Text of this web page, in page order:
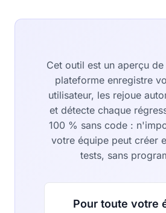
Cet outil est un aperçu de
plateforme enregistre
utilisateur, les rejoue
et détecte chaque
100 % sans code :
votre équipe peut créer
tests, sans
Pour toute votre